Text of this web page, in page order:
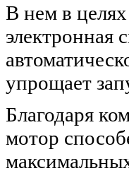
В нем в
электронная
упрощает
Благодаря
мотор